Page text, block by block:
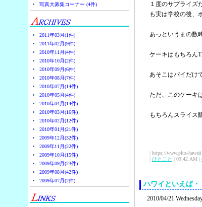
写真大募集コーナー (4件)
2011年03月(1件)
2011年02月(9件)
2010年11月(4件)
2010年10月(2件)
2010年09月(6件)
2010年08月(7件)
2010年07月(14件)
2010年05月(4件)
2010年04月(14件)
2010年03月(16件)
2010年02月(12件)
2010年01月(21件)
2009年12月(32件)
2009年11月(22件)
2009年10月(15件)
2009年09月(23件)
2009年08月(42件)
2009年07月(2件)
１度のサプライズ
も実は学校の後、
あっというまの数
ケーキはもちろん
あそこはパイだけ
ただ、このケーキ
もちろんスライス
| https://www.plus-
| ひとこと | 09:42 AM |
ハワイといえば・
2010/04/21